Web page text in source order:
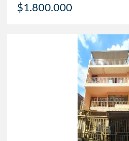
$1.800.000